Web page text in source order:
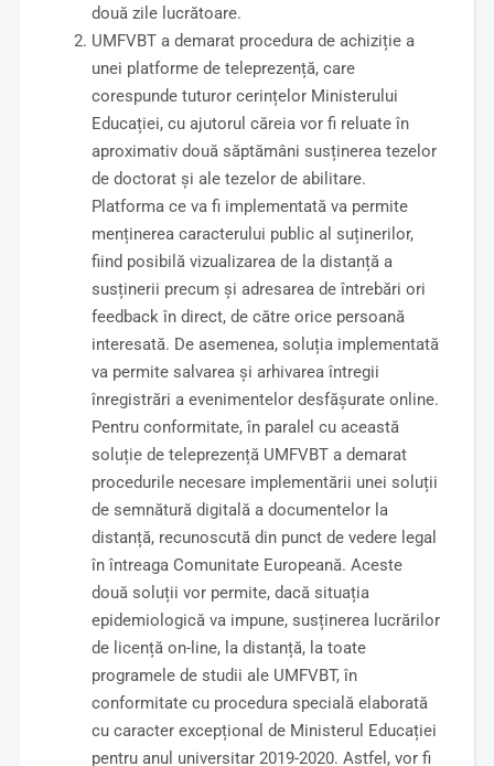
două zile lucrătoare.
UMFVBT a demarat procedura de achiziție a
unei platforme de teleprezență, care
corespunde tuturor cerințelor Ministerului
Educației, cu ajutorul căreia vor fi reluate în
aproximativ două săptămâni susținerea tezelor
de doctorat și ale tezelor de abilitare.
Platforma ce va fi implementată va permite
menținerea caracterului public al suținerilor,
fiind posibilă vizualizarea de la distanță a
susținerii precum și adresarea de întrebări ori
feedback în direct, de către orice persoană
interesată. De asemenea, soluția implementată
va permite salvarea și arhivarea întregii
înregistrări a evenimentelor desfășurate online.
Pentru conformitate, în paralel cu această
soluție de teleprezență UMFVBT a demarat
procedurile necesare implementării unei soluții
de semnătură digitală a documentelor la
distanță, recunoscută din punct de vedere legal
în întreaga Comunitate Europeană. Aceste
două soluții vor permite, dacă situația
epidemiologică va impune, susținerea lucrărilor
de licență on-line, la distanță, la toate
programele de studii ale UMFVBT, în
conformitate cu procedura specială elaborată
cu caracter excepțional de Ministerul Educației
pentru anul universitar 2019-2020. Astfel, vor fi